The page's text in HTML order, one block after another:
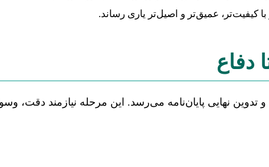
کیفیت‌تر، عمیق‌تر و اصیل‌تر یاری رساند.
دفاع
نهایی پایان‌نامه می‌رسد. این مرحله نیازمند دقت،